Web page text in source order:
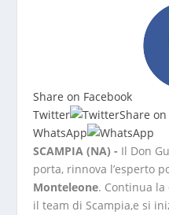
Share on Facebook
Twitter
Share
WhatsApp
SCAMPIA (NA) - Il Don
porta, rinnova l’esperto
Monteleone. Continua
il team di Scampia,e si